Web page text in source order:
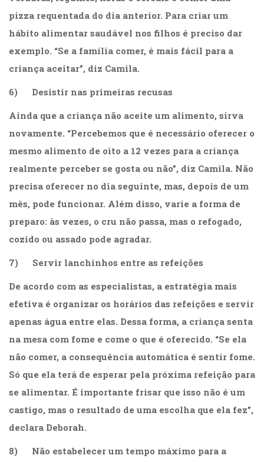
pizza requentada do dia anterior. Para criar um
hábito alimentar saudável nos filhos é preciso dar
exemplo. “Se a família comer, é mais fácil para a
criança aceitar”, diz Camila.
6) Desistir nas primeiras recusas
Ainda que a criança não aceite um alimento, sirva
novamente. “Percebemos que é necessário oferecer o
mesmo alimento de oito a 12 vezes para a criança
realmente perceber se gosta ou não”, diz Camila. Não
precisa oferecer no dia seguinte, mas, depois de um
mês, pode funcionar. Além disso, varie a forma de
preparo: às vezes, o cru não passa, mas o refogado,
cozido ou assado pode agradar.
7) Servir lanchinhos entre as refeições
De acordo com as especialistas, a estratégia mais
efetiva é organizar os horários das refeições e servir
apenas água entre elas. Dessa forma, a criança senta
na mesa com fome e come o que é oferecido. “Se ela
não comer, a consequência automática é sentir fome.
Só que ela terá de esperar pela próxima refeição para
se alimentar. É importante frisar que isso não é um
castigo, mas o resultado de uma escolha que ela fez”,
declara Deborah.
8) Não estabelecer um tempo máximo para a